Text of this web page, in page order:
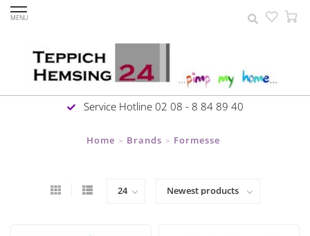
MENU
Service Hotline 02 08 - 8 84 89 40
Home > Brands > Formesse